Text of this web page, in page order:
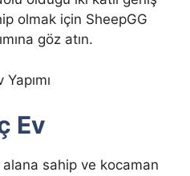
olmak için SheepGG
göz atın.
Ev
sahip ve kocaman